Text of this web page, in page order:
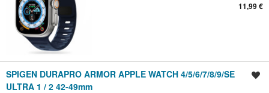
11,99 €
SPIGEN DURAPRO ARMOR APPLE WATCH 4/5/6/7/8/9/SE
ULTRA 1 / 2 42-49mm